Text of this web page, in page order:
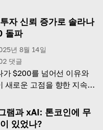
자 신뢰 증가로 솔라나
돌파
년 8월 14일
댓글
가 $200를 넘어선 이유와
새로운 고점을 향한 지속적
세요.
램과 xAI: 톤코인에 무
있었나?